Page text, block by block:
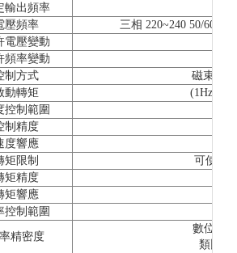
輸出頻率
壓頻率
三相 220~240 50/60Hz
電壓變動
頻率變動
制方式
磁束電
動轉矩
(1Hz時
控制範圍
制精度
度響應
矩限制
可使用(
矩精度
矩響應
控制範圍
精密度
數位指
類比指